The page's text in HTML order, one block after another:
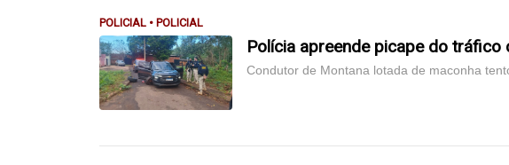
POLICIAL • POLICIAL
Polícia apreende picape do
Condutor de Montana lotada de maconha